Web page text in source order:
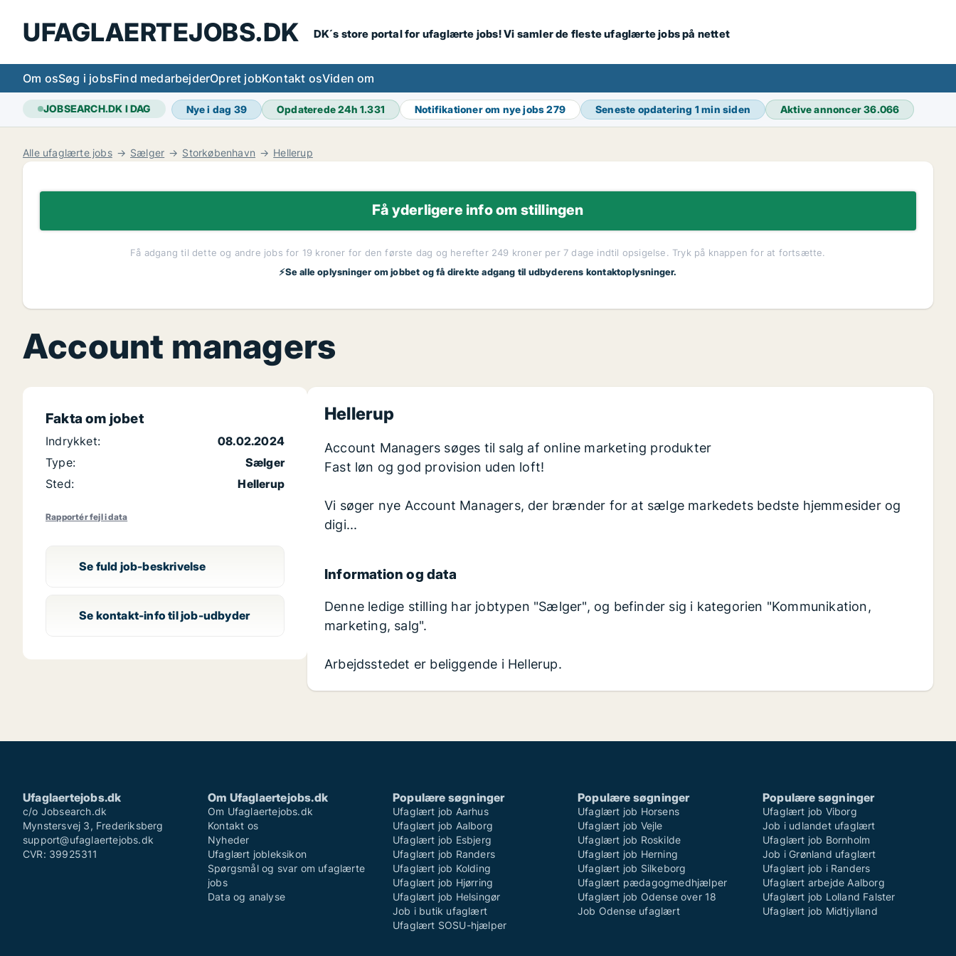
UFAGLAERTEJOBS.DK DK´s store portal for ufaglærte jobs! Vi samler de fleste ufaglærte jobs på nettet
Om osSøg i jobsFind medarbejderOpret jobKontakt osViden om
JOBSEARCH.DK I DAG Nye i dag 39 Opdaterede 24h1.331 Notifikationer om nye jobs279 Seneste opdatering 1 min siden Aktive annoncer36.066
Alle ufaglærte jobs Sælger Storkøbenhavn Hellerup
Få yderligere info om stillingen
Få adgang til dette og andre jobs for 19 kroner for den første dag og herefter 249 kroner per 7 dage indtil opsigelse. Tryk på knappen for at fortsætte.
⚡Se alle oplysninger om jobbet og få direkte adgang til udbyderens kontaktoplysninger.
Account managers
Hellerup
Account Managers søges til salg af online marketing produkter
Fast løn og god provision uden loft!
Vi søger nye Account Managers, der brænder for at sælge markedets bedste hjemmesider og
digi...
Information og data
Denne ledige stilling har jobtypen "Sælger", og befinder sig i kategorien "Kommunikation,
marketing, salg".
Arbejdsstedet er beliggende i Hellerup.
Fakta om jobet
Indrykket:
08.02.2024
Type:
Sælger
Sted:
Hellerup
Rapportér fejl i data
Se fuld job-beskrivelse
Se kontakt-info til job-udbyder
Ufaglaertejobs.dk
c/o Jobsearch.dk
Mynstersvej 3, Frederiksberg
support@ufaglaertejobs.dk
CVR: 39925311
Om Ufaglaertejobs.dk
Om Ufaglaertejobs.dk
Kontakt os
Nyheder
Ufaglært jobleksikon
Spørgsmål og svar om ufaglærte
jobs
Data og analyse
Populære søgninger
Ufaglært job Aarhus
Ufaglært job Aalborg
Ufaglært job Esbjerg
Ufaglært job Randers
Ufaglært job Kolding
Ufaglært job Hjørring
Ufaglært job Helsingør
Job i butik ufaglært
Ufaglært SOSU-hjælper
Populære søgninger
Ufaglært job Horsens
Ufaglært job Vejle
Ufaglært job Roskilde
Ufaglært job Herning
Ufaglært job Silkeborg
Ufaglært pædagogmedhjælper
Ufaglært job Odense over 18
Job Odense ufaglært
Populære søgninger
Ufaglært job Viborg
Job i udlandet ufaglært
Ufaglært job Bornholm
Job i Grønland ufaglært
Ufaglært job i Randers
Ufaglært arbejde Aalborg
Ufaglært job Lolland Falster
Ufaglært job Midtjylland